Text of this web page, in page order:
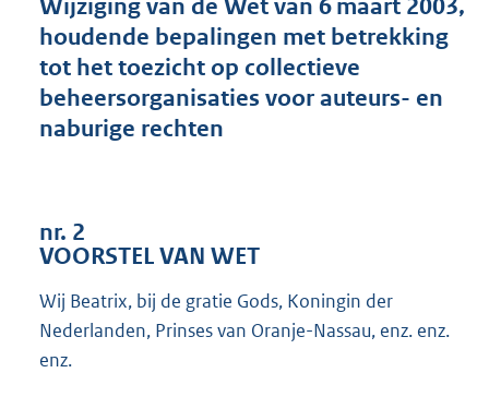
s
g
o
o
Wijziging van de Wet van 6 maart 2003,
houdende bepalingen met betrekking
tot het toezicht op collectieve
beheersorganisaties voor auteurs- en
naburige rechten
nr. 2
VOORSTEL VAN WET
Wij Beatrix, bij de gratie Gods, Koningin der
Nederlanden, Prinses van Oranje-Nassau, enz. enz.
enz.